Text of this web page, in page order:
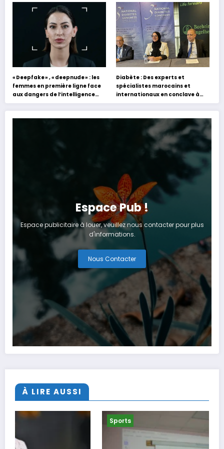
s’appuyant sur le partage des
expériences »
« Deepfake » , « deepnude » : les
femmes en première ligne face
aux dangers de l’intelligence
artificielle
Diabète : Des experts et
spécialistes marocains et
internationaux en conclave à
Tanger
Espace Pub !
Espace publicitaire à louer, veuillez nous contacter pour plus
d'informations.
Nous Contacter
À LIRE AUSSI